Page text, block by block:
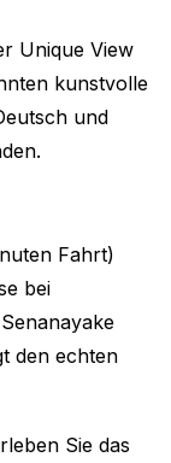
Unique View
kunstvolle
und
Fahrt)
bei
den echten
Sie das